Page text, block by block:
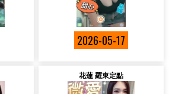
2026-05-17
花蓮 羅東定點